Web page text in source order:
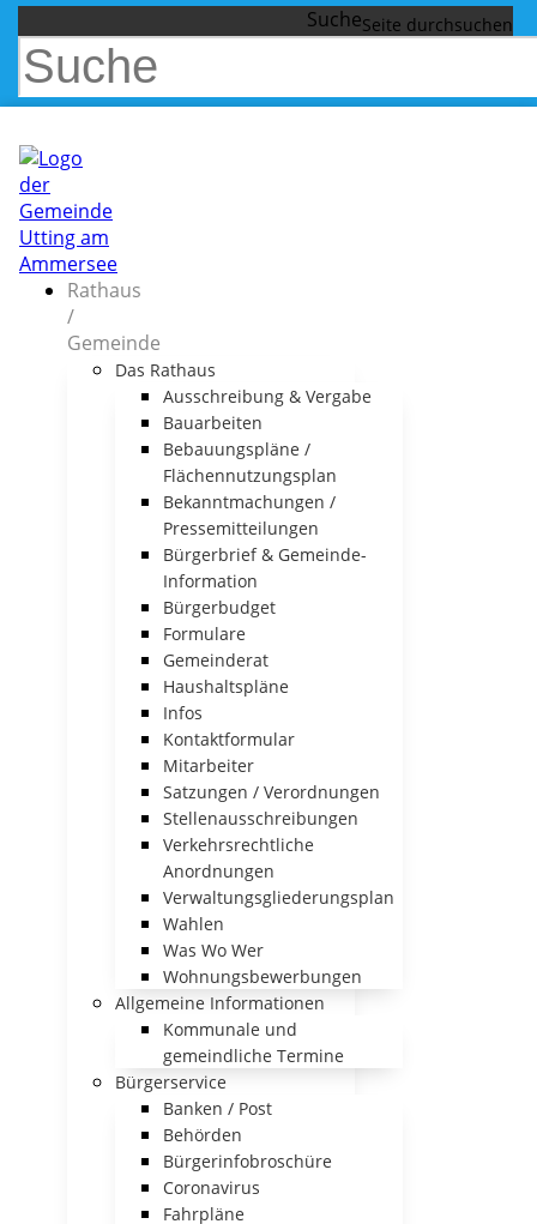
Suche
Rathaus
/
Gemeinde
Das Rathaus
Ausschreibung & Vergabe
Bauarbeiten
Bebauungspläne /
Flächennutzungsplan
Bekanntmachungen /
Pressemitteilungen
Bürgerbrief & Gemeinde-
Information
Bürgerbudget
Formulare
Gemeinderat
Haushaltspläne
Infos
Kontaktformular
Mitarbeiter
Satzungen / Verordnungen
Stellenausschreibungen
Verkehrsrechtliche
Anordnungen
Verwaltungsgliederungsplan
Wahlen
Was Wo Wer
Wohnungsbewerbungen
Allgemeine Informationen
Kommunale und
gemeindliche Termine
Bürgerservice
Banken / Post
Behörden
Bürgerinfobroschüre
Coronavirus
Fahrpläne